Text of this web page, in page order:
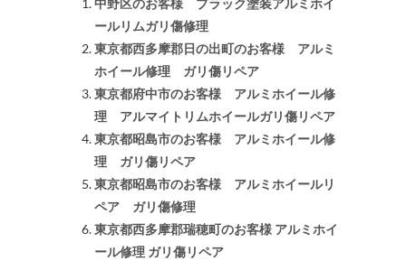
中野区のお客様 ブラック塗装アルミホイ
ールリムガリ傷修理
東京都西多摩郡日の出町のお客様 アルミ
ホイール修理 ガリ傷リペア
東京都府中市のお客様 アルミホイール修
理 アルマイトリムホイールガリ傷リペア
東京都昭島市のお客様 アルミホイール修
理 ガリ傷リペア
東京都昭島市のお客様 アルミホイールリ
ペア ガリ傷修理
東京都西多摩郡瑞穂町のお客様 アルミホイ
ール修理 ガリ傷リペア